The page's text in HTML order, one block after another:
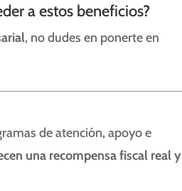
a estos beneficios?
, no dudes en ponerte en
de atención, apoyo e
una recompensa fiscal real y